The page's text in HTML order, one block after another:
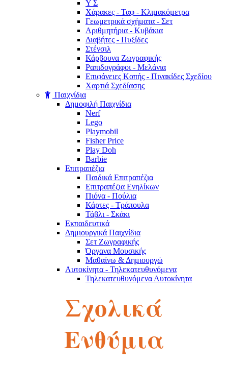
Υ Σ
Χάρακες - Ταφ - Κλιμακόμετρα
Γεωμετρικά σχήματα - Σετ
Αριθμητήρια - Κυβάκια
Διαβήτες - Πυξίδες
Στένσιλ
Κάρβουνα Ζωγραφικής
Ραπιδογράφοι - Μελάνια
Επιφάνειες Κοπής - Πινακίδες Σχεδίου
Χαρτιά Σχεδίασης
Παιχνίδια
Δημοφιλή Παιχνίδια
Nerf
Lego
Playmobil
Fisher Price
Play Doh
Barbie
Επιτραπέζια
Παιδικά Επιτραπέζια
Επιτραπέζια Ενηλίκων
Πιόνα - Πούλια
Κάρτες - Τράπουλα
Τάβλι - Σκάκι
Εκπαιδευτικά
Δημιουργικά Παιχνίδια
Σετ Ζωγραφικής
Όργανα Μουσικής
Μαθαίνω & Δημιουργώ
Αυτοκίνητα - Τηλεκατευθυνόμενα
Τηλεκατευθυνόμενα Αυτοκίνητα
Πίστες
Παζλ
Παζλ Παιδικά
Παζλ Ενηλίκων
Κύβοι του Ρούμπικ
Κούκλες - Λούτρινα
Σχολικά
Ενθύμια